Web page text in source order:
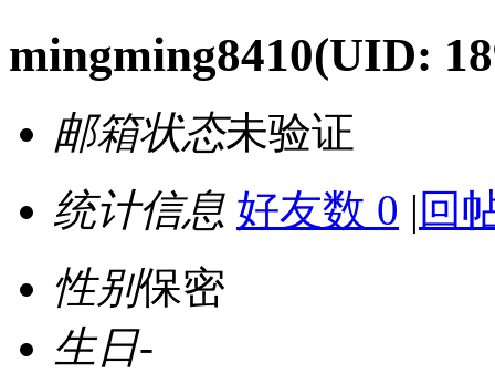
mingming8410(UID:
邮箱状态未验证
统计信息 好友数 0 | 回
性别保密
生日-